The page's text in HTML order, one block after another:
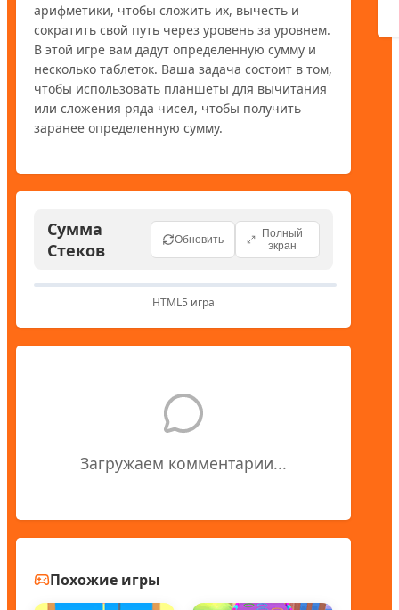
арифметики, чтобы сложить их, вычесть и
сократить свой путь через уровень за уровнем.
В этой игре вам дадут определенную сумму и
несколько таблеток. Ваша задача состоит в том,
чтобы использовать планшеты для вычитания
или сложения ряда чисел, чтобы получить
заранее определенную сумму.
Сумма
Стеков
Обновить
Полный
экран
HTML5 игра
Загружаем комментарии...
Похожие игры